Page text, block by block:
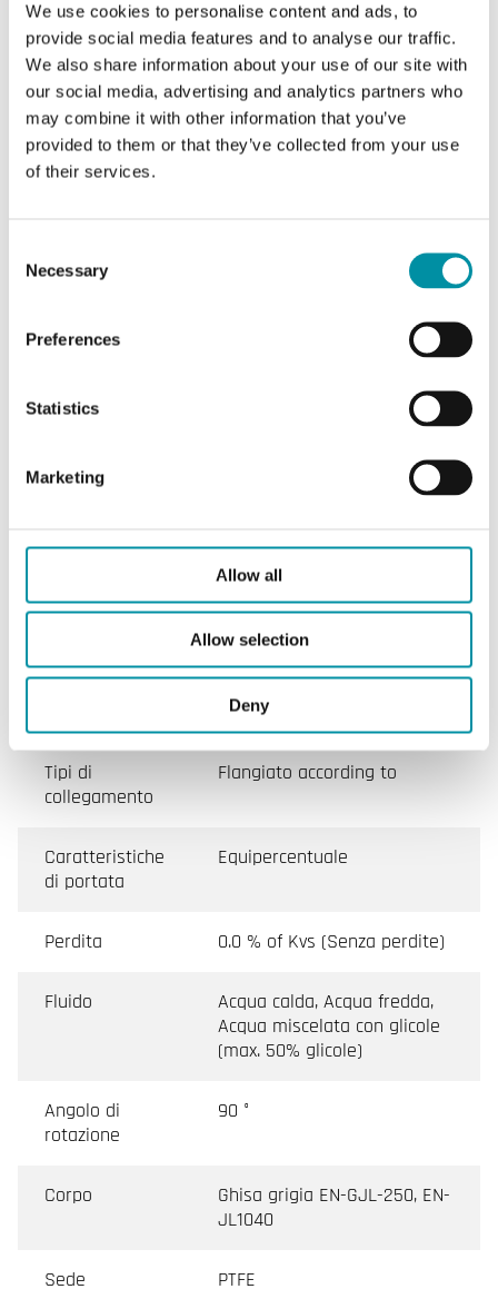
We use cookies to personalise content and ads, to
provide social media features and to analyse our traffic.
We also share information about your use of our site with
our social media, advertising and analytics partners who
may combine it with other information that you’ve
provided to them or that they’ve collected from your use
of their services.
Selection
Necessary
Preferences
Statistics
Marketing
Allow all
Allow selection
Deny
Caratteristiche di BVH265
Capacità di regolazione 100:1
Diametro nominale
Ventilazione, Riscaldamento
Pressione
PN16
Tipi di
collegamento
Flangiato according to
Caratteristiche
di portata
Equipercentuale
Perdita 0.0 % of Kvs (Senza perdite)
Fluido
Acqua calda, Acqua fredda,
Acqua miscelata con glicole
(max. 50% glicole)
Angolo di
rotazione
90 °
Corpo
Ghisa grigia EN-GJL-250, EN-
JL1040
Sede PTFE